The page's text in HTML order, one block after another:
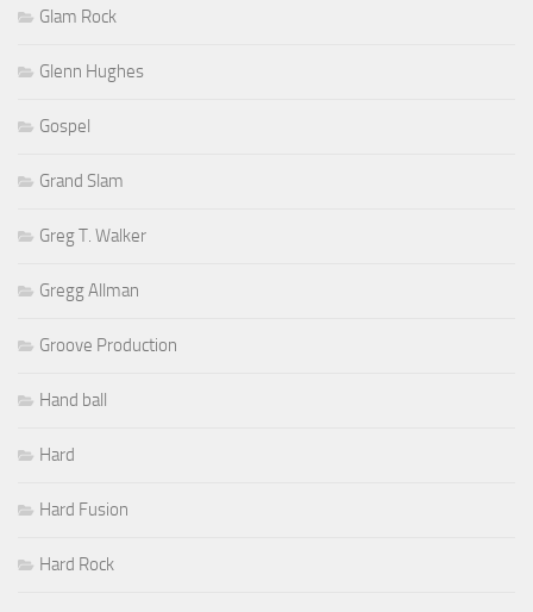
Glam Rock
Glenn Hughes
Gospel
Grand Slam
Greg T. Walker
Gregg Allman
Groove Production
Hand ball
Hard
Hard Fusion
Hard Rock